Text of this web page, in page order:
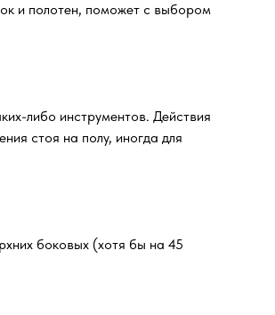
и полотен, поможет с выбором
либо инструментов. Действия
стоя на полу, иногда для
боковых (хотя бы на 45